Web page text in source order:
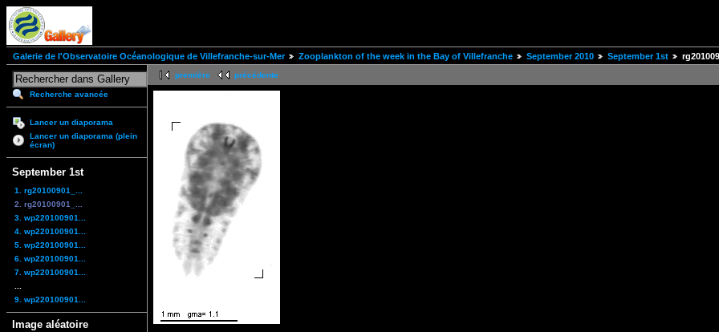
Galerie de l'Observatoire Océanologique de Villefranche-sur-Mer Zooplankton of the week in the Bay of Villefranche September 2010 September 1st
Recherche avancée
Lancer un diaporama
Lancer un diaporama (plein
écran)
September 1st
1. rg20100901_...
2. rg20100901_...
3. wp220100901...
4. wp220100901...
5. wp220100901...
6. wp220100901...
7. wp220100901...
9. wp220100901...
Image aléatoire
première précédente